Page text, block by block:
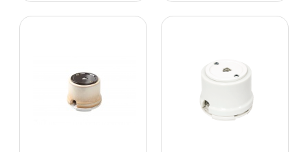
Нет в наличии
Нет в наличии